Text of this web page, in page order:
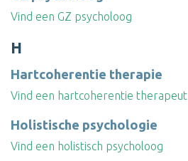
Vind een GZ psycholoog
H
Hartcoherentie therapie
Vind een hartcoherentie therapeut
Holistische psychologie
Vind een holistisch psycholoog